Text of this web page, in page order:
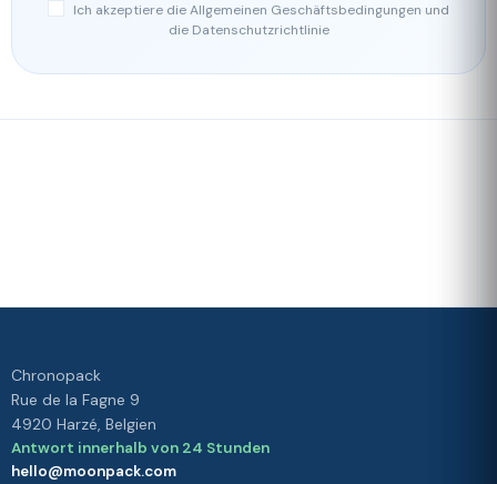
Ich akzeptiere die Allgemeinen Geschäftsbedingungen und
die Datenschutzrichtlinie
Chronopack
Rue de la Fagne 9
4920 Harzé, Belgien
Antwort innerhalb von 24 Stunden
hello@moonpack.com